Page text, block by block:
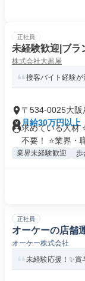
正社員
未経験歓迎|ブラ
株式会社大黒屋
接客バイト経験が
〒534-0025大
月給30万円以上
求めている人材
不要！ ⭐業界・
業界未経験歓迎 歩
正社員
オーケーの店舗
オーケー株式会社
未経験応援！✨賞